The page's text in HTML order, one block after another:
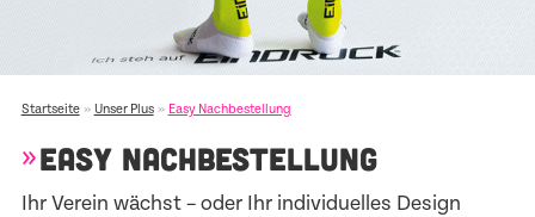
Startseite» Unser Plus» Easy Nachbestellung
EASY NACHBESTELLUNG
Ihr Verein wächst – oder Ihr individuelles Design